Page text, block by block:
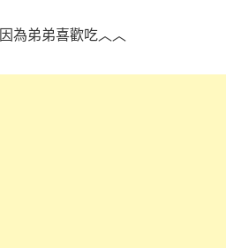
因為弟弟喜歡吃︿︿